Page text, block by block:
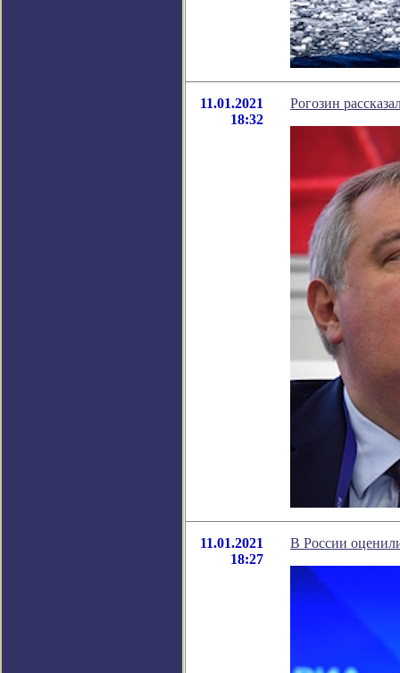
11.01.2021
18:32
Рогозин
11.01.2021
18:27
В России